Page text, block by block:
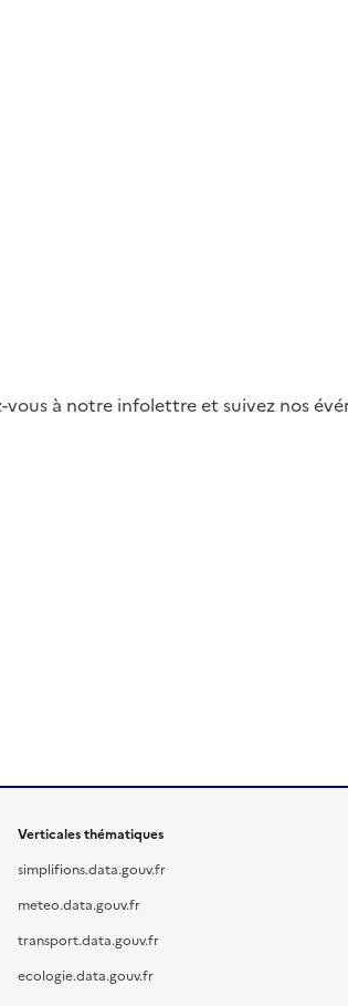
à notre infolettre et suivez nos
Verticales thématiques
simplifions.data.gouv.fr
meteo.data.gouv.fr
transport.data.gouv.fr
ecologie.data.gouv.fr